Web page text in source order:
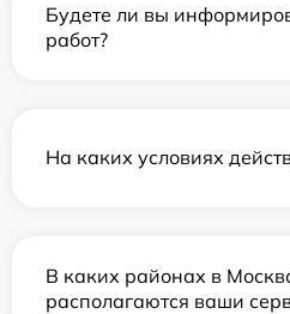
Будете ли вы
работ?
На каких условиях
В каких районах в
располагаются ваши